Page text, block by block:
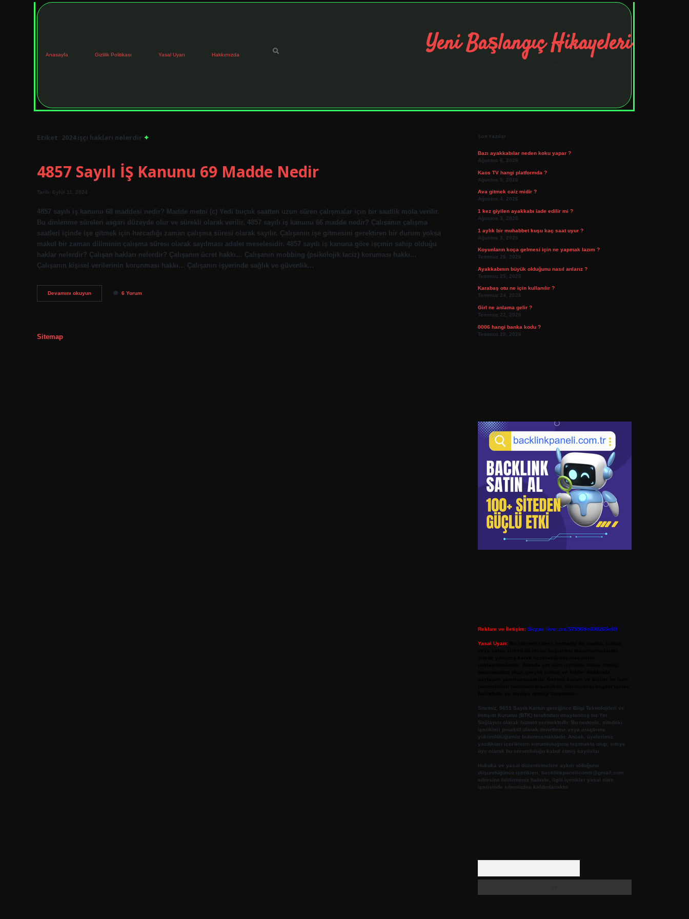
Anasayfa Gizlilik Politikası Yasal Uyarı Hakkımızda Yeni Başlangıç Hikayeleri
Etiket: 2024 işçi hakları nelerdir
4857 Sayılı İŞ Kanunu 69 Madde Nedir
Tarih: Eylül 11, 2024
4857 sayılı iş kanunu 68 maddesi nedir? Madde metni (c) Yedi buçuk saatten uzun süren çalışmalar için bir saatlik mola verilir.
Bu dinlenme süreleri asgari düzeyde olur ve sürekli olarak verilir. 4857 sayılı iş kanunu 66 madde nedir? Çalışanın çalışma
saatleri içinde işe gitmek için harcadığı zaman çalışma süresi olarak sayılır. Çalışanın işe gitmesini gerektiren bir durum yoksa
makul bir zaman diliminin çalışma süresi olarak sayılması adalet meselesidir. 4857 sayılı iş kanuna göre işçinin sahip olduğu
haklar nelerdir? Çalışan hakları nelerdir? Çalışanın ücret hakkı… Çalışanın mobbing (psikolojik taciz) koruması hakkı…
Çalışanın kişisel verilerinin korunması hakkı… Çalışanın işyerinde sağlık ve güvenlik…
Devamını okuyun4857
Sayılı
6 Yorum
Sitemap
Son Yazılar
Bazı ayakkabılar neden koku yapar ?
Ağustos 6, 2026
Kaos TV hangi platformda ?
Ağustos 5, 2026
Ava gitmek caiz midir ?
Ağustos 4, 2026
1 kez giyilen ayakkabı iade edilir mi ?
Ağustos 3, 2026
1 aylık bir muhabbet kuşu kaç saat uyur ?
Ağustos 3, 2026
Koyunların koça gelmesi için ne yapmak lazım ?
Temmuz 26, 2026
Ayakkabının büyük olduğunu nasıl anlarız ?
Temmuz 25, 2026
Karabaş otu ne için kullanılır ?
Temmuz 24, 2026
Girl ne anlama gelir ?
Temmuz 22, 2026
0006 hangi banka kodu ?
Temmuz 20, 2026
Reklam ve İletişim: Skype: live:.cid.575569c608265c69
Yasal Uyarı:
Sitemiz, 5651 Sayılı Kanun gereğince Bilgi Teknolojileri ve
İletişim Kurumu (BTK) tarafından onaylanmış bir Yer
Sağlayıcı olarak hizmet vermektedir. Bu nedenle, sitedeki
içerikleri proaktif olarak denetleme veya araştırma
yükümlülüğümüz bulunmamaktadır. Ancak, üyelerimiz
yazdıkları içeriklerin sorumluluğunu taşımakta olup, siteye
üye olarak bu sorumluluğu kabul etmiş sayılırlar.
Hukuka ve yasal düzenlemelere aykırı olduğunu
düşündüğünüz içerikleri,
backlinkpanelicomtr@gmail.com
adresine bildirmeniz halinde, ilgili içerikler yasal süre
içerisinde sitemizden kaldırılacaktır.
tulipbetelexbett.net